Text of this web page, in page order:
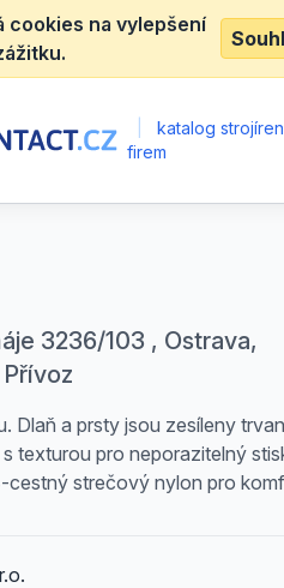
cookies na vylepšení
katalog
firem
3236/103 , Ostrava,
Dlaň a prsty jsou zesíleny
texturou pro neporazitelný
cestný strečový nylon pro